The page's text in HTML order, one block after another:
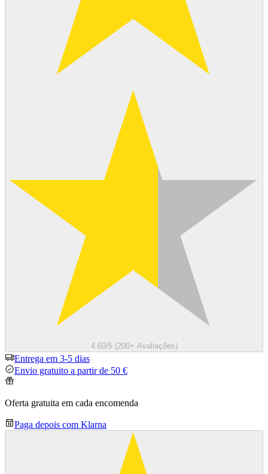
4.60/5 (200+ Avaliações)
Entrega em 3-5 dias
Envio gratuito a partir de 50 €
Oferta gratuita em cada encomenda
Paga depois com Klarna